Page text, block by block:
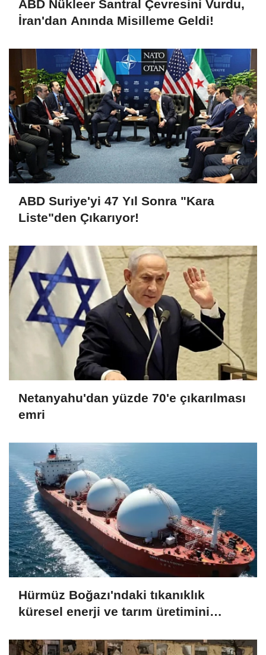
ABD Nükleer Santral Çevresini Vurdu,
İran'dan Anında Misilleme Geldi!
ABD Suriye'yi 47 Yıl Sonra "Kara
Liste"den Çıkarıyor!
Netanyahu'dan yüzde 70'e çıkarılması
emri
Hürmüz Boğazı'ndaki tıkanıklık
küresel enerji ve tarım üretimini